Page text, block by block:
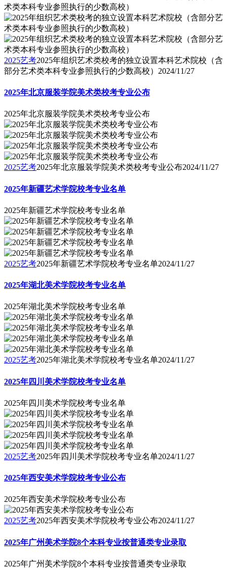
2025艺考2025年组织艺术类校考的独立设置本科艺术院校（含
部分艺术类本科专业参照执行的少数高校） 2024/11/27
2025年北京服装学院美术类校考专业公布
2025年北京服装学院美术类校考专业公布
2025艺考2025年北京服装学院美术类校考专业公布2024/11/27
2025年新疆艺术学院校考专业名单
2025年新疆艺术学院校考专业名单
2025艺考2025年新疆艺术学院校考专业名单2024/11/27
2025年湖北美术学院校考专业名单
2025年湖北美术学院校考专业名单
2025艺考2025年湖北美术学院校考专业名单2024/11/27
2025年四川美术学院校考专业名单
2025年四川美术学院校考专业名单
2025艺考2025年四川美术学院校考专业名单2024/11/27
2025年西安美术学院校考专业公布
2025年西安美术学院校考专业公布
2025艺考2025年西安美术学院校考专业公布2024/11/27
2025年广州美术学院8个本科专业按普通类专业录取
2025年广州美术学院8个本科专业按普通类专业录取